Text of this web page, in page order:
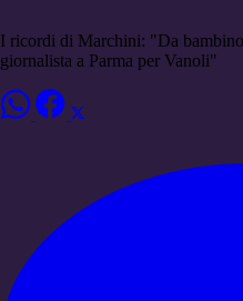
I ricordi di Marchini: "Da
giornalista a Parma per Vanoli"